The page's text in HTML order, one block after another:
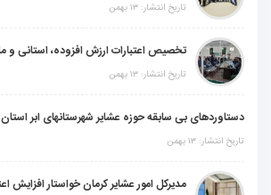
تاریخ انتشار: ۱۳ بهمن
تاریخ انتشار: ۱۳ بهمن
دستاوردهای بی سابقه حوزه عشایر شهرستانهای ابر استان
تاریخ انتشار: ۱۳ بهمن